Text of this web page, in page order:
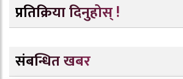
प्रतिक्रिया दिनुहोस् !
संबन्धित खबर